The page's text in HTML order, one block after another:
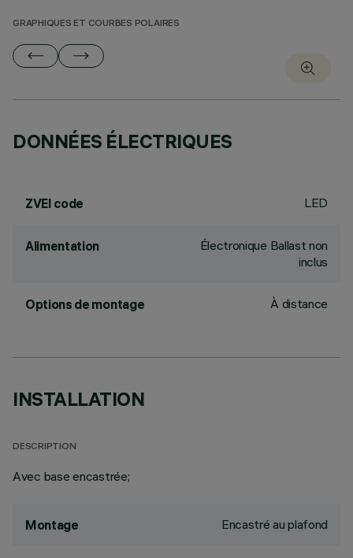
GRAPHIQUES ET COURBES POLAIRES
DONNÉES ÉLECTRIQUES
ZVEI code LED
Alimentation
Électronique Ballast non
inclus
Options de montage À distance
INSTALLATION
DESCRIPTION
Avec base encastrée;
Montage Encastré au plafond